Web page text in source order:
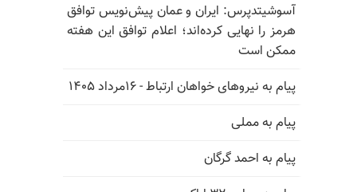
آسوشیتدپرس: ایران و عمان پیش‌نویس توافق
هرمز را نهایی کرده‌اند؛ اعلام توافق این هفته
ممکن است
پیام به نیروهای خواهان ارتباط - ۱۶مرداد ۱۴۰۵
پیام به مملی
پیام به احمد گرگان